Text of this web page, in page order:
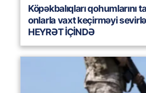
Köpəkbalıqları qohumlarını
onlarla vaxt keçirməyi
HEYRƏT İÇİNDƏ